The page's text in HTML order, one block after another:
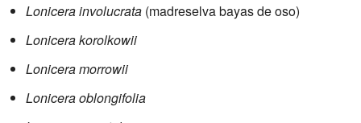
Lonicera involucrata (madreselva bayas de oso)
Lonicera korolkowii
Lonicera morrowii
Lonicera oblongifolia